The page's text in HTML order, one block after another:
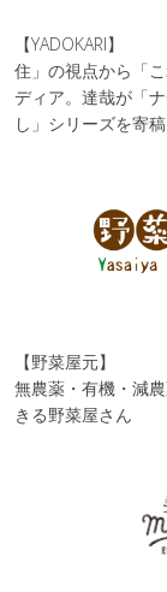
【YADOKARI】
住」の視点から「
ディア。達哉が「
し」シリーズを寄
【野菜屋元】
無農薬・有機・減
きる野菜屋さん